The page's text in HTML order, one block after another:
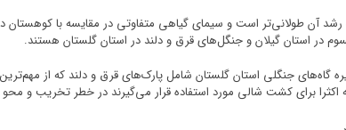
رشد آن طولانی‌تر است و سیمای گیاهی متفاوتی در مقایسه با
در استان گیلان و جنگل‌های قرق و دلند در استان گلستان هستند.
گاه‌های جنگلی استان گلستان شامل پارک‌های قرق و دلند که از
برای کشت شالی مورد استفاده قرار می‌گیرند در خطر تخریب و محو